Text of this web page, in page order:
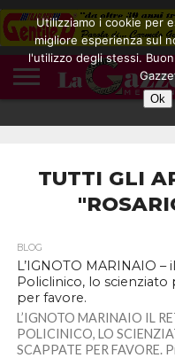
CONTATTI
COOKIE
POLICY
DIVENTA
BLOGGER
HOME
NOTE
LEGALI
TUTTI GLI
BLOG
L’IGNOTO MARINAIO
Policlinico, lo scienziato
per favore.
L’IGNOTO MARINAIO IL
POLICINICO, LO
SCAPPATE PER FAVORE.
Utilizziamo i cookie per
migliore esperienza sul
l'utilizzo degli stessi.
Ok